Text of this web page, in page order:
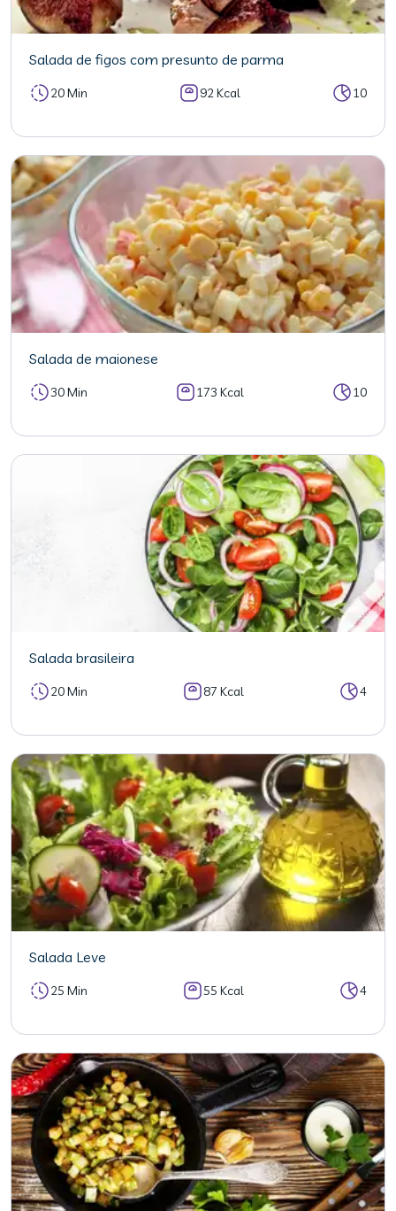
Salada de figos com presunto de parma
20 Min 92 Kcal 10
Salada de maionese
30 Min 173 Kcal 10
Salada brasileira
20 Min 87 Kcal 4
Salada Leve
25 Min 55 Kcal 4